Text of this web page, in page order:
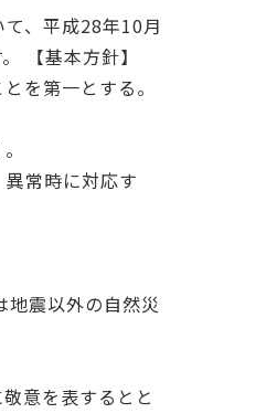
、平成28年10月
【基本方針】
を第一とする。
常時に対応す
震以外の自然災
意を表するとと